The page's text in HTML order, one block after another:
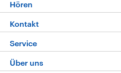
Die Nachrichten
Nachrichtenleicht
Neue Beiträge auf dlf.de
Hören
Livestream
Podcasts
Deutschlandfunk App
Kontakt
Hörerservice
Service
FAQ
Über uns